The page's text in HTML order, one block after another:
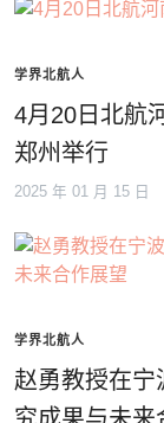
学界北航人
4月20日北航
郑州举行
2025 年 01 月 15 日
学界北航人
赵勇教授在